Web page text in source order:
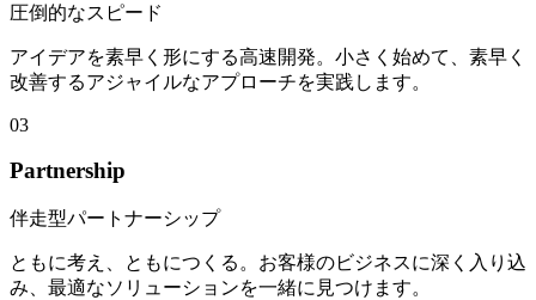
圧倒的なスピード
アイデアを素早く形にする高速開発。小さく始めて、素早く
改善するアジャイルなアプローチを実践します。
03
Partnership
伴走型パートナーシップ
ともに考え、ともにつくる。お客様のビジネスに深く入り込
み、最適なソリューションを一緒に見つけます。